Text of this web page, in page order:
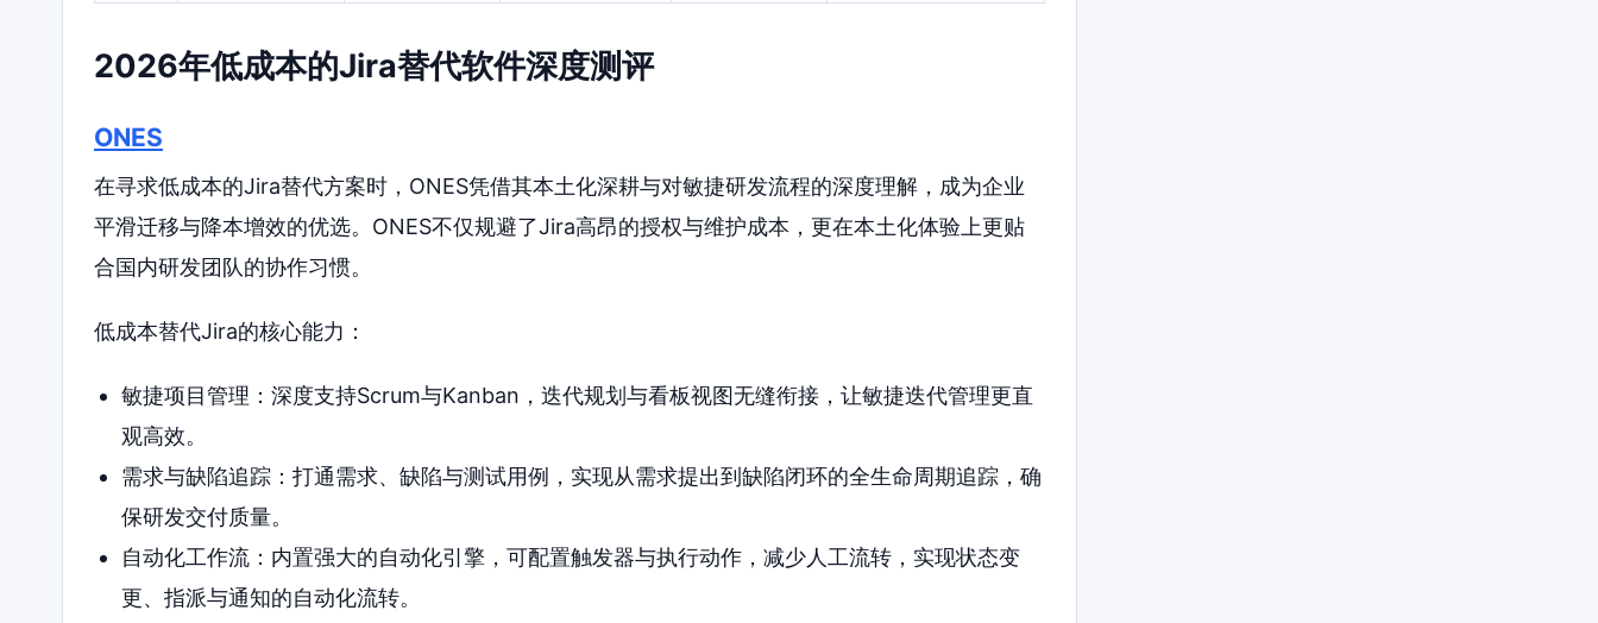
2026年低成本的Jira替代软件深度测评
ONES
在寻求低成本的Jira替代方案时，ONES凭借其本土化深耕与对敏捷研发流程的深度理解，成为企业
平滑迁移与降本增效的优选。ONES不仅规避了Jira高昂的授权与维护成本，更在本土化体验上更贴
合国内研发团队的协作习惯。
低成本替代Jira的核心能力：
敏捷项目管理：深度支持Scrum与Kanban，迭代规划与看板视图无缝衔接，让敏捷迭代管理更直
观高效。
需求与缺陷追踪：打通需求、缺陷与测试用例，实现从需求提出到缺陷闭环的全生命周期追踪，确
保研发交付质量。
自动化工作流：内置强大的自动化引擎，可配置触发器与执行动作，减少人工流转，实现状态变
更、指派与通知的自动化流转。